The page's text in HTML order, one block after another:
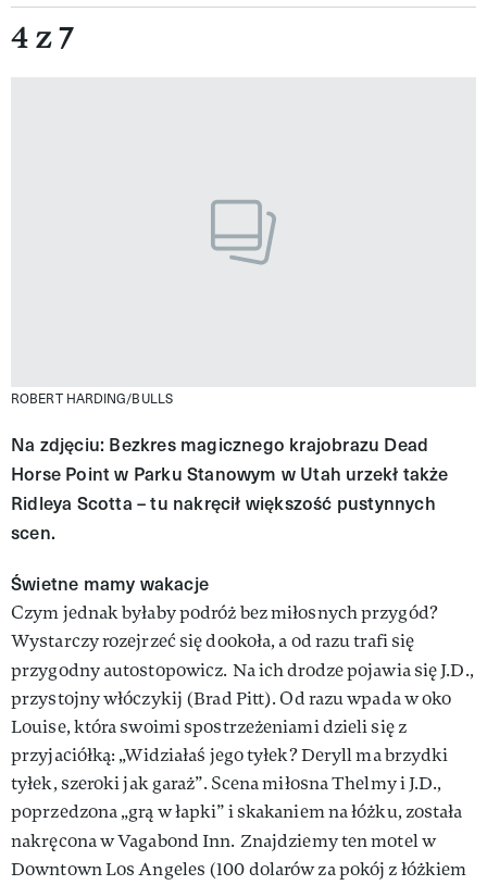
4 z 7
ROBERT HARDING/BULLS
Na zdjęciu: Bezkres magicznego krajobrazu Dead
Horse Point w Parku Stanowym w Utah urzekł także
Ridleya Scotta – tu nakręcił większość pustynnych
scen.
Świetne mamy wakacje
Czym jednak byłaby podróż bez miłosnych przygód?
Wystarczy rozejrzeć się dookoła, a od razu trafi się
przygodny autostopowicz. Na ich drodze pojawia się J.D.,
przystojny włóczykij (Brad Pitt). Od razu wpada w oko
Louise, która swoimi spostrzeżeniami dzieli się z
przyjaciółką: „Widziałaś jego tyłek? Deryll ma brzydki
tyłek, szeroki jak garaż”. Scena miłosna Thelmy i J.D.,
poprzedzona „grą w łapki” i skakaniem na łóżku, została
nakręcona w Vagabond Inn. Znajdziemy ten motel w
Downtown Los Angeles (100 dolarów za pokój z łóżkiem